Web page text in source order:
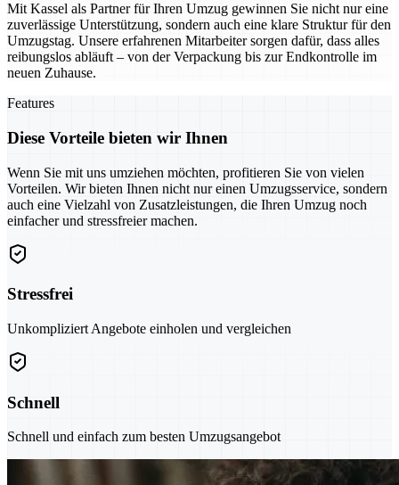
Mit Kassel als Partner für Ihren Umzug gewinnen Sie nicht nur eine
zuverlässige Unterstützung, sondern auch eine klare Struktur für den
Umzugstag. Unsere erfahrenen Mitarbeiter sorgen dafür, dass alles
reibungslos abläuft – von der Verpackung bis zur Endkontrolle im
neuen Zuhause.
Features
Diese Vorteile bieten wir Ihnen
Wenn Sie mit uns umziehen möchten, profitieren Sie von vielen
Vorteilen. Wir bieten Ihnen nicht nur einen Umzugsservice, sondern
auch eine Vielzahl von Zusatzleistungen, die Ihren Umzug noch
einfacher und stressfreier machen.
Stressfrei
Unkompliziert Angebote einholen und vergleichen
Schnell
Schnell und einfach zum besten Umzugsangebot